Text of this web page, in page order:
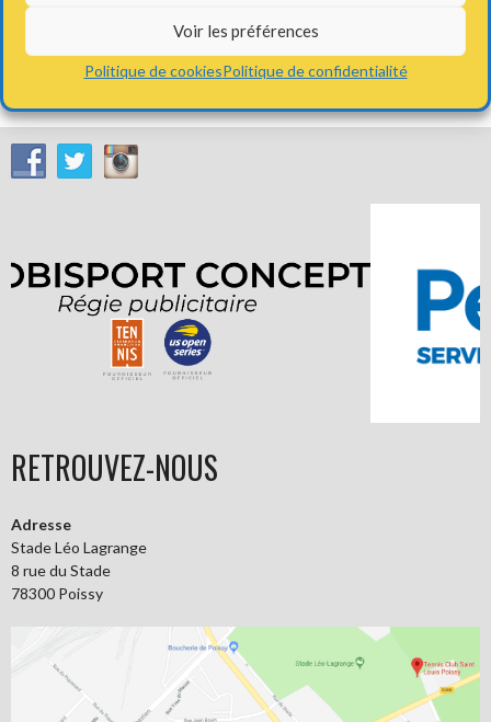
Voir les préférences
Politique de cookiesPolitique de confidentialité
← Bon cadeau de 20€ offert
pour tous les adhérents
Changement des badges d’accès
aux terrains intérieurs
RETROUVEZ-NOUS
Adresse
Stade Léo Lagrange
8 rue du Stade
78300 Poissy